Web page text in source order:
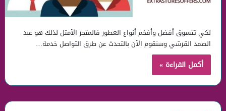
لكي تتسوق أفضل وأفخم أنواع العطور فالمتجر الأمثل لذلك هو عبد
الصمد القرشي وسنقوم الأن بالتحدث عن طرق التواصل خدمة…
أكمل القراءة »